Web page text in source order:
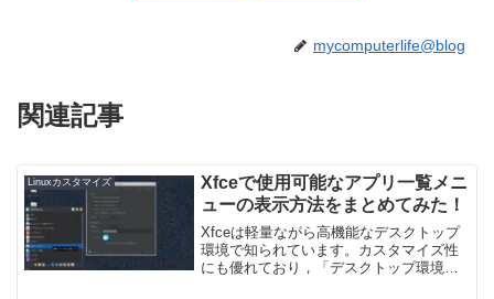
mycomputerlife@blog
関連記事
Linuxカスタマイズ
Xfceで使用可能なアプリ一覧メニ
ューの表示方法をまとめてみた！
Xfceは軽量ながら高機能なデスクトップ
環境で知られています。カスタマイズ性
にも優れており，「デスクトップ環境は